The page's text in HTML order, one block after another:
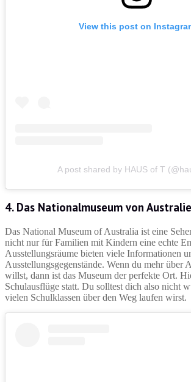
View this post on
A post shared by HAUS of T
4. Das Nationalmuseum von
Das National Museum of Australia ist eine
nicht nur für Familien mit Kindern eine echte
Ausstellungsräume bieten viele Informationen
Ausstellungsgegenstände. Wenn du mehr über
willst, dann ist das Museum der perfekte Ort.
Schulausflüge statt. Du solltest dich also nicht
vielen Schulklassen über den Weg laufen wirst.